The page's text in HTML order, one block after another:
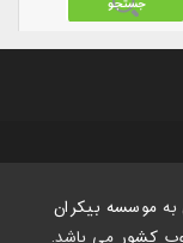
موسسه بیکران